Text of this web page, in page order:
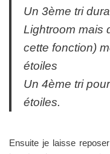
Un 3ème tri
Lightroom mais
cette fonction)
étoiles
Un 4ème tri
étoiles.
Ensuite je laisse